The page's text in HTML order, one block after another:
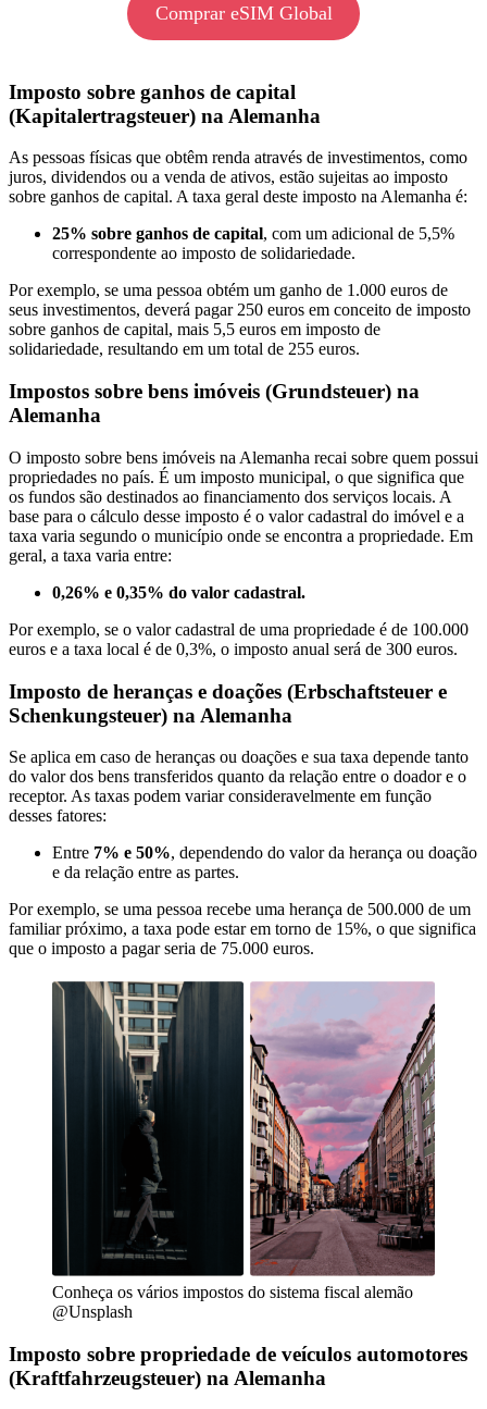
Comprar eSIM Global
Imposto sobre ganhos de capital
(Kapitalertragsteuer) na Alemanha
As pessoas físicas que obtêm renda através de investimentos, como
juros, dividendos ou a venda de ativos, estão sujeitas ao imposto
sobre ganhos de capital. A taxa geral deste imposto na Alemanha é:
25% sobre ganhos de capital, com um adicional de 5,5%
correspondente ao imposto de solidariedade.
Por exemplo, se uma pessoa obtém um ganho de 1.000 euros de
seus investimentos, deverá pagar 250 euros em conceito de imposto
sobre ganhos de capital, mais 5,5 euros em imposto de
solidariedade, resultando em um total de 255 euros.
Impostos sobre bens imóveis (Grundsteuer) na
Alemanha
O imposto sobre bens imóveis na Alemanha recai sobre quem possui
propriedades no país. É um imposto municipal, o que significa que
os fundos são destinados ao financiamento dos serviços locais. A
base para o cálculo desse imposto é o valor cadastral do imóvel e a
taxa varia segundo o município onde se encontra a propriedade. Em
geral, a taxa varia entre:
0,26% e 0,35% do valor cadastral.
Por exemplo, se o valor cadastral de uma propriedade é de 100.000
euros e a taxa local é de 0,3%, o imposto anual será de 300 euros.
Imposto de heranças e doações (Erbschaftsteuer e
Schenkungsteuer) na Alemanha
Se aplica em caso de heranças ou doações e sua taxa depende tanto
do valor dos bens transferidos quanto da relação entre o doador e o
receptor. As taxas podem variar consideravelmente em função
desses fatores:
Entre 7% e 50%, dependendo do valor da herança ou doação
e da relação entre as partes.
Por exemplo, se uma pessoa recebe uma herança de 500.000 de um
familiar próximo, a taxa pode estar em torno de 15%, o que significa
que o imposto a pagar seria de 75.000 euros.
Conheça os vários impostos do sistema fiscal alemão
@Unsplash
Imposto sobre propriedade de veículos automotores
(Kraftfahrzeugsteuer) na Alemanha